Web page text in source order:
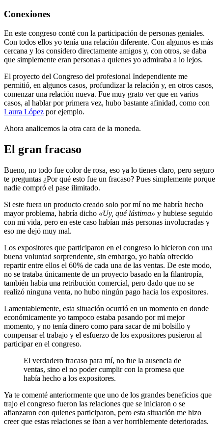
Conexiones
En este congreso conté con la participación de personas geniales.
Con todos ellos yo tenía una relación diferente. Con algunos es más
cercana y los considero directamente amigos y, con otros, se daba
que simplemente eran personas a quienes yo admiraba a lo lejos.
El proyecto del Congreso del profesional Independiente me
permitió, en algunos casos, profundizar la relación y, en otros casos,
comenzar una relación nueva. Fue muy grato ver que en varios
casos, al hablar por primera vez, hubo bastante afinidad, como con
Laura López por ejemplo.
Ahora analicemos la otra cara de la moneda.
El gran fracaso
Bueno, no todo fue color de rosa, eso ya lo tienes claro, pero seguro
te preguntas ¿Por qué esto fue un fracaso? Pues simplemente porque
nadie compró el pase ilimitado.
Si este fuera un producto creado solo por mí no me habría hecho
mayor problema, habría dicho «Uy, qué lástima» y hubiese seguido
con mi vida, pero en este caso habían más personas involucradas y
eso me dejó muy mal.
Los expositores que participaron en el congreso lo hicieron con una
buena voluntad sorprendente, sin embargo, yo había ofrecido
repartir entre ellos el 60% de cada una de las ventas. De este modo,
no se trataba únicamente de un proyecto basado en la filantropía,
también había una retribución comercial, pero dado que no se
realizó ninguna venta, no hubo ningún pago hacia los expositores.
Lamentablemente, esta situación ocurrió en un momento en donde
económicamente yo tampoco estaba pasando por mi mejor
momento, y no tenía dinero como para sacar de mi bolsillo y
compensar el trabajo y el esfuerzo de los expositores pusieron al
participar en el congreso.
El verdadero fracaso para mí, no fue la ausencia de
ventas, sino el no poder cumplir con la promesa que
había hecho a los expositores.
Ya te comenté anteriormente que uno de los grandes beneficios que
trajo el congreso fueron las relaciones que se iniciaron o se
afianzaron con quienes participaron, pero esta situación me hizo
creer que estas relaciones se iban a ver horriblemente deterioradas.